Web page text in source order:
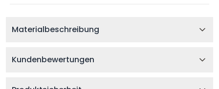
Materialbeschreibung
Kundenbewertungen